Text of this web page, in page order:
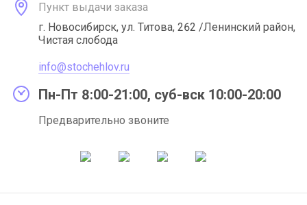
Пункт выдачи заказа
г. Новосибирск, ул. Титова, 262 /Ленинский район,
Чистая слобода
info@stochehlov.ru
Пн-Пт 8:00-21:00, суб-вск 10:00-20:00
Предварительно звоните